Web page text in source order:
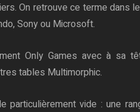
On retrouve ce terme dans
Sony ou Microsoft.
Only Games avec à sa
tables Multimorphic.
vide : une